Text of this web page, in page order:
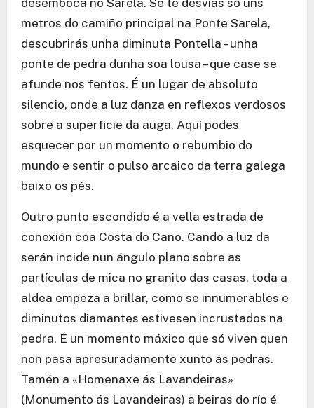
desemboca no Sarela. Se te desvías só uns
metros do camiño principal na Ponte Sarela,
descubrirás unha diminuta Pontella – unha
ponte de pedra dunha soa lousa – que case se
afunde nos fentos. É un lugar de absoluto
silencio, onde a luz danza en reflexos verdosos
sobre a superficie da auga. Aquí podes
esquecer por un momento o rebumbio do
mundo e sentir o pulso arcaico da terra galega
baixo os pés.
Outro punto escondido é a vella estrada de
conexión coa Costa do Cano. Cando a luz da
serán incide nun ángulo plano sobre as
partículas de mica no granito das casas, toda a
aldea empeza a brillar, como se innumerables e
diminutos diamantes estivesen incrustados na
pedra. É un momento máxico que só viven quen
non pasa apresuradamente xunto ás pedras.
Tamén a «Homenaxe ás Lavandeiras»
(Monumento ás Lavandeiras) a beiras do río é